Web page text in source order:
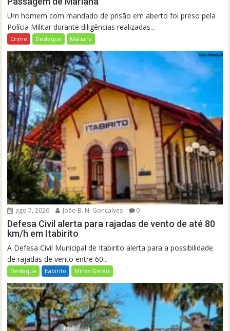
Um homem com mandado de prisão em aberto foi preso pela
Polícia Militar durante diligências realizadas...
Crime Destaque Mariana
ago 7, 2026 João B. N. Gonçalves 0
Defesa Civil alerta para rajadas de vento de até 80
km/h em Itabirito
A Defesa Civil Municipal de Itabirito alerta para a possibilidade
de rajadas de vento entre 60...
Destaque Itabirito Minas Gerais